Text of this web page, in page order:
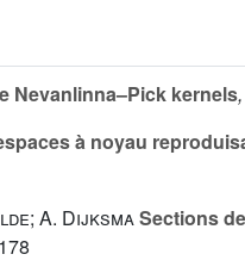
Nevanlinna–Pick kernels
à noyau
A. DijksmaSections